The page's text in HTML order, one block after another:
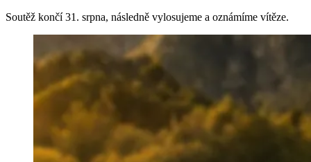
Soutěž končí 31. srpna, následně vylosujeme a oznámíme vítěze.